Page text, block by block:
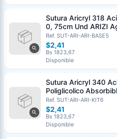
Sutura Aricryl 318
0, 75cm Und ARIZI
Punta Cónica 26mm
Ref. SUT-ARI-ARI-BASE5
$2,41
Bs 1823,67
Disponible
Sutura Aricryl 340
Poliglicolico
Caja de 12 Unds
Punta Cónica 36mm
Ref. SUT-ARI-ARI-KIT6
$2,41
Bs 1823,67
Disponible
Generar cotización
Completá los datos para emitir el
Nombre o razón social
Cédula o RIF*
Teléfono (opcional)
Clave